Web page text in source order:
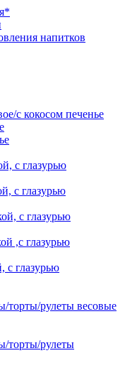
напитков
с кокосом печенье
с глазурью
с глазурью
с глазурью
,с глазурью
с глазурью
торты/рулеты весовые
торты/рулеты